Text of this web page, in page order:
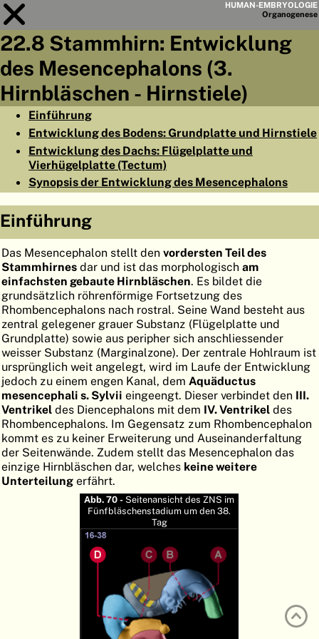
HUMAN-EMBRYOLOGIE
Organogenese
Modul 22
KAPITELLISTE
ABSTRAKT
HOME
EMBRYOGENESE
ORGANOGENESE
ATLASEMBRYOLOGY
SUCHEN
HILFE
FR
22.8 Stammhirn: Entwicklung
des Mesencephalons (3.
Hirnbläschen - Hirnstiele)
Einführung
Entwicklung des Bodens: Grundplatte und Hirnstiele
Entwicklung des Dachs: Flügelplatte und
Vierhügelplatte (Tectum)
Synopsis der Entwicklung des Mesencephalons
Einführung
Das Mesencephalon stellt den vordersten Teil des
Stammhirnes dar und ist das morphologisch am
einfachsten gebaute Hirnbläschen. Es bildet die
grundsätzlich röhrenförmige Fortsetzung des
Rhombencephalons nach rostral. Seine Wand besteht aus
zentral gelegener grauer Substanz (Flügelplatte und
Grundplatte) sowie aus peripher sich anschliessender
weisser Substanz (Marginalzone). Der zentrale Hohlraum ist
ursprünglich weit angelegt, wird im Laufe der Entwicklung
jedoch zu einem engen Kanal, dem Aquäductus
mesencephali s. Sylvii eingeengt. Dieser verbindet den III.
Ventrikel des Diencephalons mit dem IV. Ventrikel des
Rhombencephalons. Im Gegensatz zum Rhombencephalon
kommt es zu keiner Erweiterung und Auseinanderfaltung
der Seitenwände. Zudem stellt das Mesencephalon das
einzige Hirnbläschen dar, welches keine weitere
Unterteilung erfährt.
Abb. 70 - Seitenansicht des ZNS im
Fünfbläschenstadium um den 38.
Tag